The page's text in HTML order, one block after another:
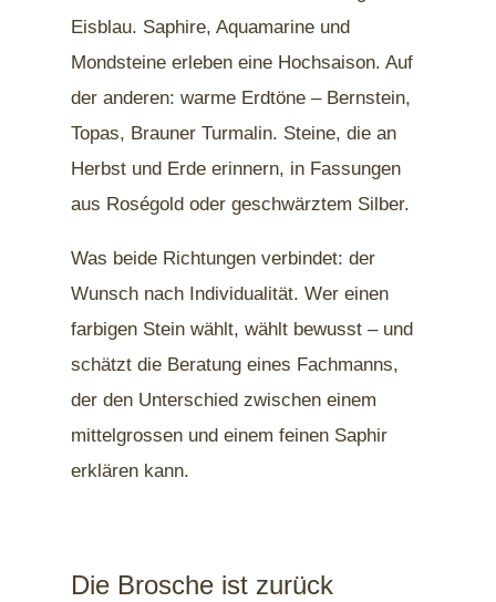
Eisblau. Saphire, Aquamarine und
Mondsteine erleben eine Hochsaison. Auf
der anderen: warme Erdtöne – Bernstein,
Topas, Brauner Turmalin. Steine, die an
Herbst und Erde erinnern, in Fassungen
aus Roségold oder geschwärztem Silber.
Was beide Richtungen verbindet: der
Wunsch nach Individualität. Wer einen
farbigen Stein wählt, wählt bewusst – und
schätzt die Beratung eines Fachmanns,
der den Unterschied zwischen einem
mittelgrossen und einem feinen Saphir
erklären kann.
Die Brosche ist zurück